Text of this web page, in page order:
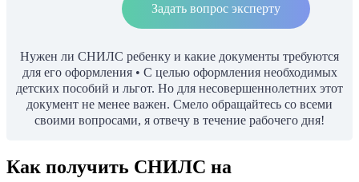
Задать вопрос эксперту
Нужен ли СНИЛС ребенку и какие документы требуются
для его оформления • С целью оформления необходимых
детских пособий и льгот. Но для несовершеннолетних этот
документ не менее важен. Смело обращайтесь со всеми
своими вопросами, я отвечу в течение рабочего дня!
Как получить СНИЛС на